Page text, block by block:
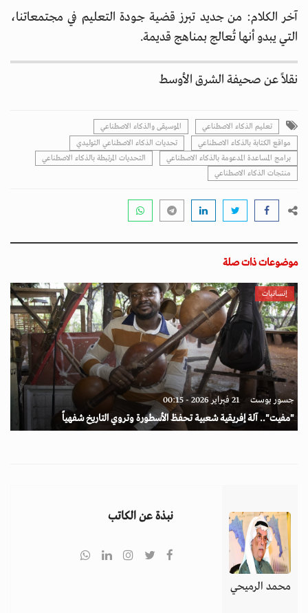
آخر الكلام: من جديد تبرز قضية جودة التعليم في مجتمعاتنا،
التي يبدو أنها تُعالج بمناهج قديمة.
نقلاً عن صحيفة الشرق الأوسط
تعليم الذكاء الاصطناعي
الموسيقى والذكاء الاصطناعي
مواقع الكتابة بالذكاء الاصطناعي
تحديات الذكاء الاصطناعي التوليدي
برامج المساعدة المدعومة بالذكاء الاصطناعي
التحديات المرتبطة بالذكاء الاصطناعي
منتجات الذكاء الاصطناعي
موضوعات ذات صلة
إنسانيات
جسور بوست 21 فبراير 2026 - 00:15
"مفيت".. آلة إفريقية شعبية تحفظ الأسطورة وتروي التاريخ شفهياً
محمد الرميحي
نبذة عن الكاتب